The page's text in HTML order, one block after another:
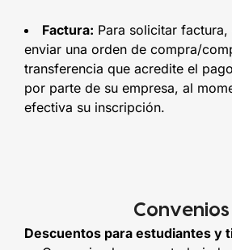
Factura: Para solicitar
enviar una orden de compra/
transferencia que acredite el
por parte de su empresa, al
efectiva su inscripción.
Convenios
Descuentos para estudiantes y